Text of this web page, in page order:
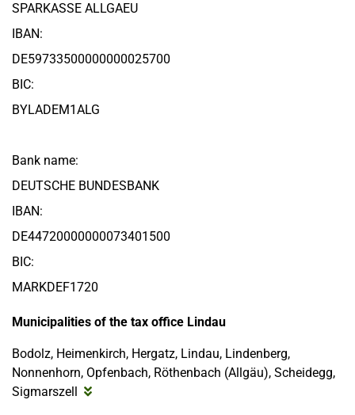
SPARKASSE ALLGAEU
IBAN:
DE59733500000000025700
BIC:
BYLADEM1ALG
Bank name:
DEUTSCHE BUNDESBANK
IBAN:
DE44720000000073401500
BIC:
MARKDEF1720
Municipalities of the tax office Lindau
Bodolz, Heimenkirch, Hergatz, Lindau, Lindenberg,
Nonnenhorn, Opfenbach, Röthenbach (Allgäu), Scheidegg,
Sigmarszell